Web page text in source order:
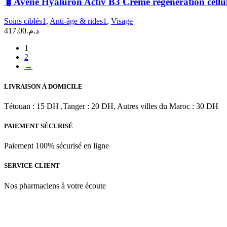
Hyaluron
Activ
B3
Crème
régénération
cellulaire
Soins ciblés1, Anti-âge & rides1, Visage
د.م.417.00
1
2
→
LIVRAISON À DOMICILE
Tétouan : 15 DH ,Tanger : 20 DH, Autres villes du Maroc : 30 DH
PAIEMENT SÉCURISÉ
Paiement 100% sécurisé en ligne
SERVICE CLIENT
Nos pharmaciens à votre écoute